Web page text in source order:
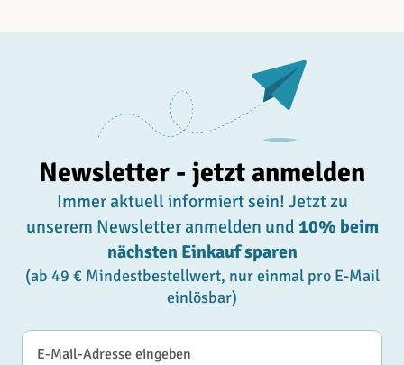
Newsletter - jetzt anmelden
Immer aktuell informiert sein! Jetzt zu
unserem Newsletter anmelden und 10% beim
nächsten Einkauf sparen
(ab 49 € Mindestbestellwert, nur einmal pro E-Mail
einlösbar)
E-Mail-Adresse